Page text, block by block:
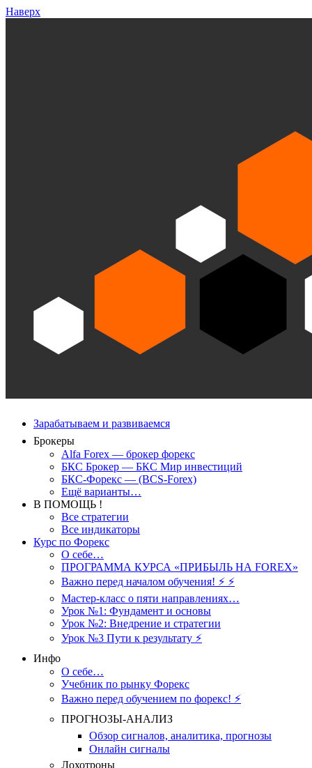
Наверх
Зарабатываем и развиваемся
Брокеры
Alfa Forex — брокер форекс
БКС Брокер — БКС Мир инвестиций
БКС-Форекс — (BCS-Forex)
Ещё варианты…
В ПОМОЩЬ !
Все стратегии
Все индикаторы
Курс по Форекс
О себе…
ПРОГРАММА КУРСА «ПРИБЫЛЬ НА FOREX»
Важно перед началом обучения! ⚡ ⚡
Мастер-класс о пяти направлениях…
Урок №1: Фундамент и основы
Урок №2: Внедрение и стратегии
Урок №3 Пути к результату ⚡️
Инфо
О себе…
Учебник по рынку Форекс
Важно перед обучением по форекс! ⚡
ПРОГНОЗЫ-АНАЛИЗ
Обзор сигналов, аналитика, прогнозы
Онлайн сигналы
Лохотроны